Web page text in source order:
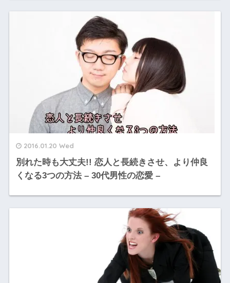
2016.01.20 Wed
別れた時も大丈夫!! 恋人と長続きさせ、より仲良
くなる3つの方法 – 30代男性の恋愛 –